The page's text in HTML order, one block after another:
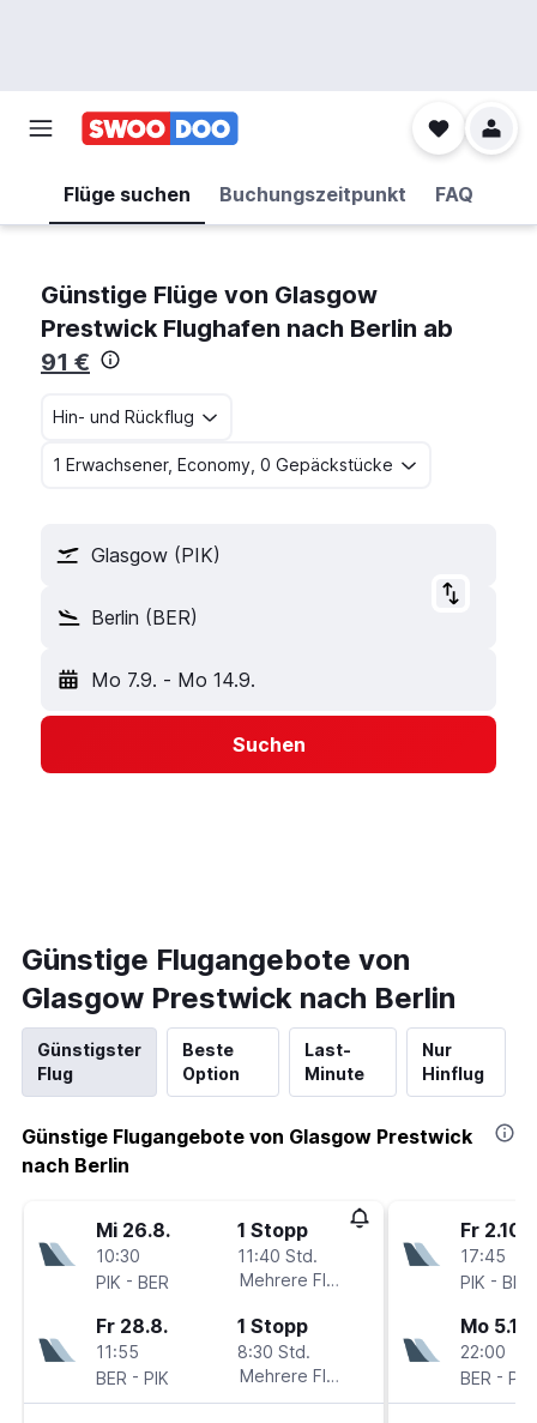
Flüge suchen Buchungszeitpunkt FAQ
Günstige Flüge von Glasgow
Prestwick Flughafen nach Berlin ab
91 €
Hin- und Rückflug
1 Erwachsener, Economy, 0 Gepäckstücke
Glasgow (PIK)
Berlin (BER)
Mo 7.9. - Mo 14.9.
Suchen
Günstige Flugangebote von
Glasgow Prestwick nach Berlin
Günstigster
Flug
Beste
Option
Last-
Minute
Nur
Hinflug
Günstige Flugangebote von Glasgow Prestwick
nach Berlin
Mi 26.8.
10:30
PIK - BER
1 Stopp
11:40 Std.
Mehrere Fluglinien
Fr 28.8.
11:55
BER - PIK
1 Stopp
8:30 Std.
Mehrere Fluglinien
Fr 2.10.
17:45
PIK - BER
Mo 5.10.
22:00
BER - PIK